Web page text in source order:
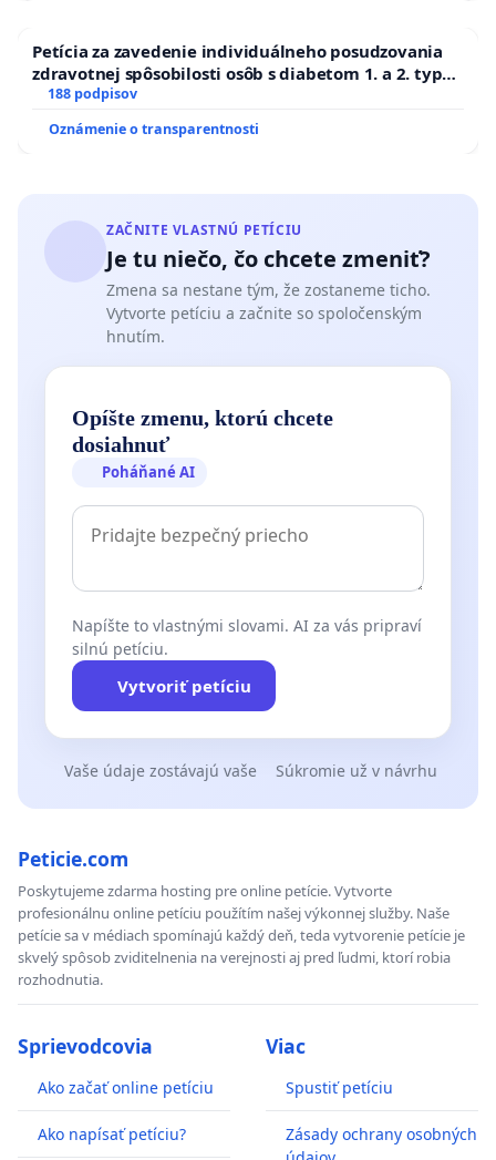
Petícia za zavedenie individuálneho posudzovania
zdravotnej spôsobilosti osôb s diabetom 1. a 2. typu
pri prijímaní do Policajného zboru SR
188 podpisov
Oznámenie o transparentnosti
ZAČNITE VLASTNÚ PETÍCIU
Je tu niečo, čo chcete zmeniť?
Zmena sa nestane tým, že zostaneme ticho.
Vytvorte petíciu a začnite so spoločenským
hnutím.
Opíšte zmenu, ktorú chcete
dosiahnuť
Poháňané AI
Napíšte to vlastnými slovami. AI za vás pripraví
silnú petíciu.
Vytvoriť petíciu
Vaše údaje zostávajú vaše Súkromie už v návrhu
Peticie.com
Poskytujeme zdarma hosting pre online petície. Vytvorte
profesionálnu online petíciu použítím našej výkonnej služby. Naše
petície sa v médiach spomínajú každý deň, teda vytvorenie petície je
skvelý spôsob zviditelnenia na verejnosti aj pred ľudmi, ktorí robia
rozhodnutia.
Sprievodcovia
Ako začať online petíciu
Ako napísať petíciu?
Viac
Spustiť petíciu
Zásady ochrany osobných